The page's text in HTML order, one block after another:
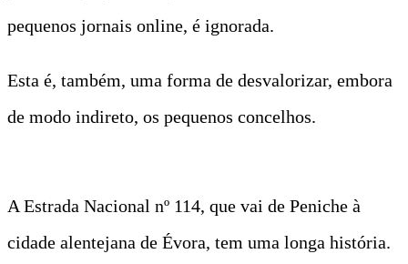
pequenos jornais online, é ignorada.
Esta é, também, uma forma de desvalorizar, embora
de modo indireto, os pequenos concelhos.
A Estrada Nacional nº 114, que vai de Peniche à
cidade alentejana de Évora, tem uma longa história.